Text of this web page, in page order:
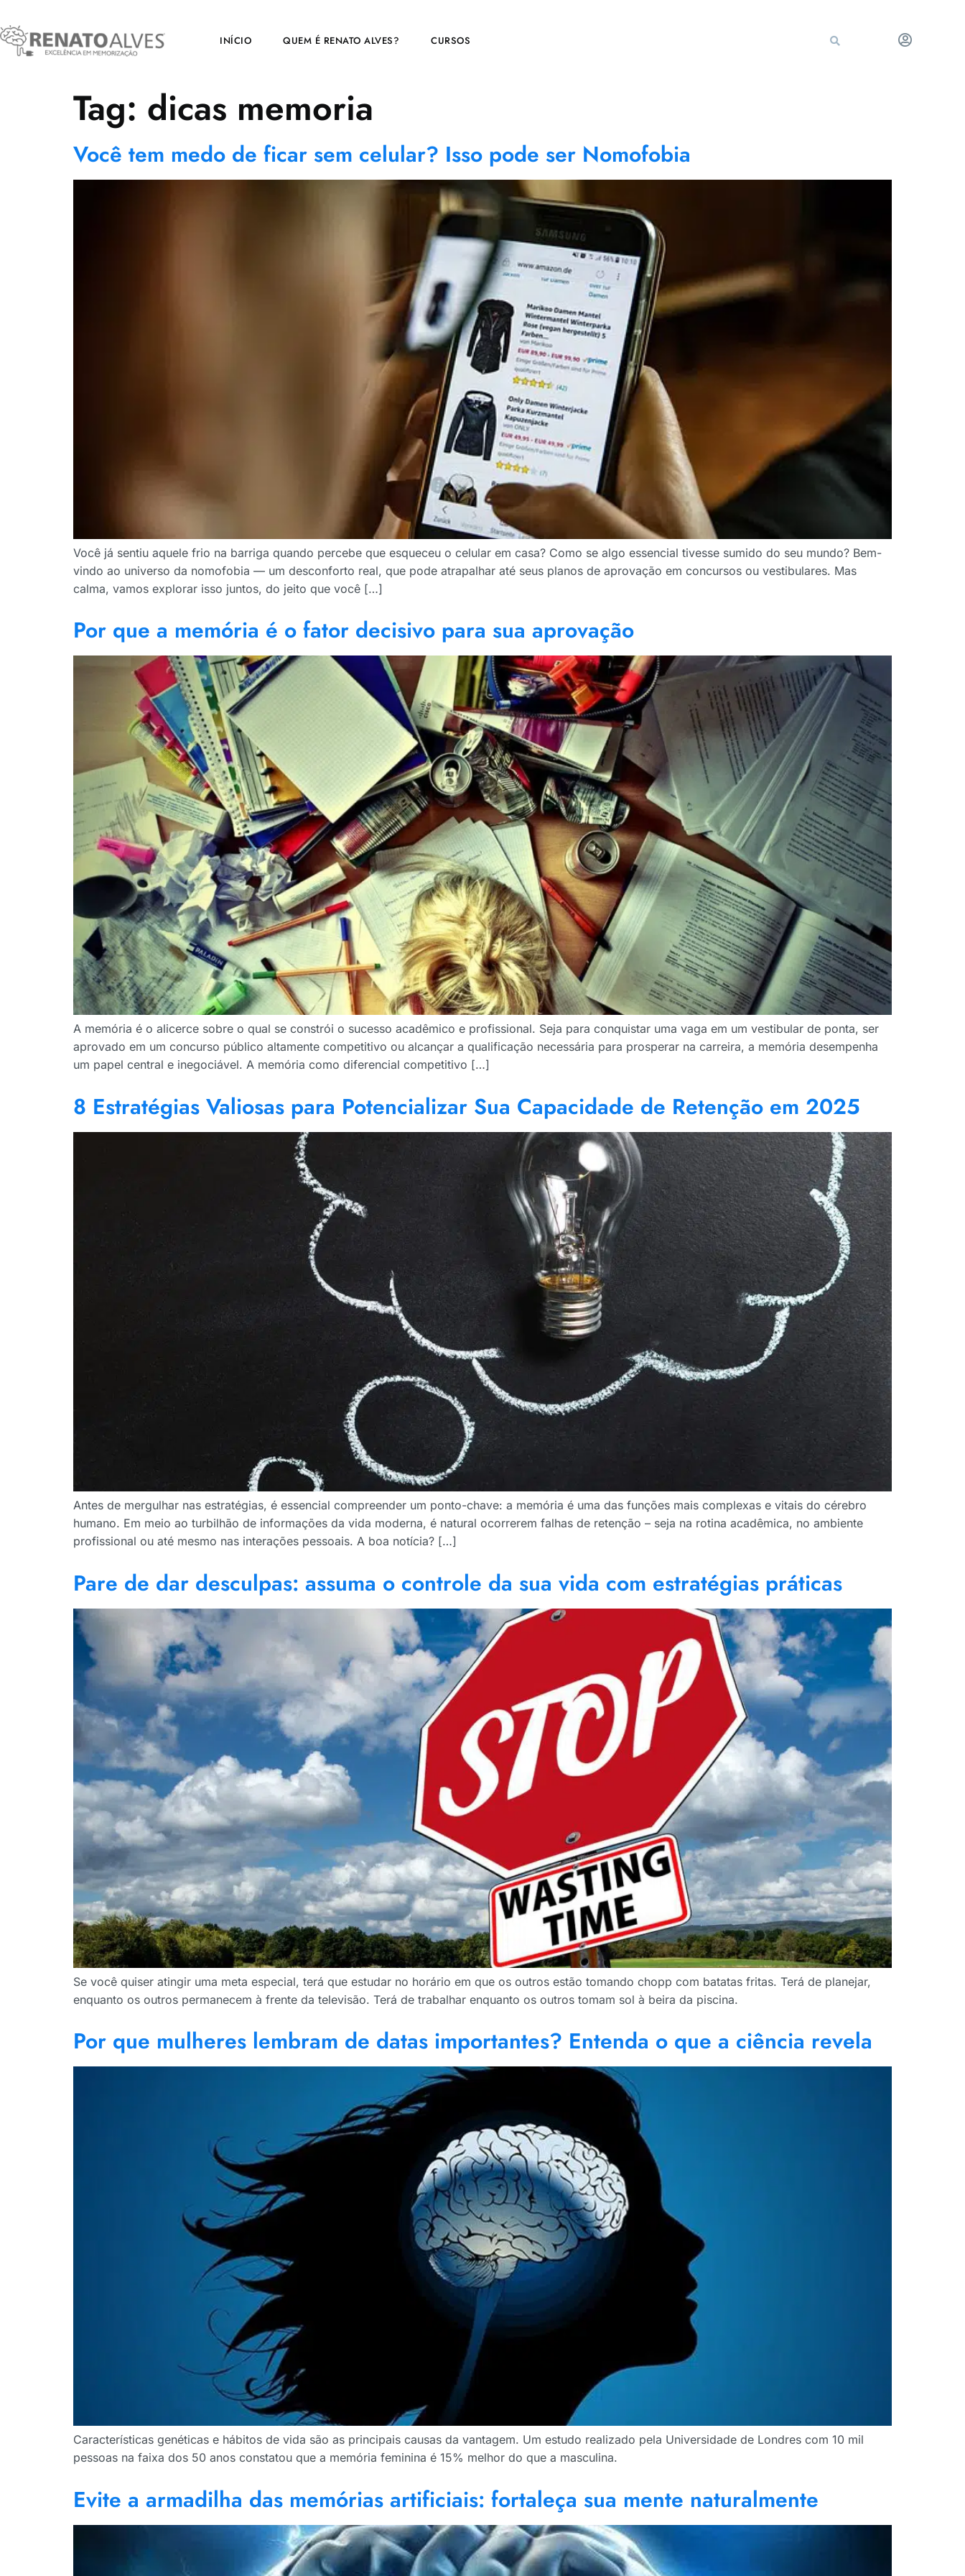
INÍCIO QUEM É RENATO ALVES? CURSOS
Tag: dicas memoria
Você tem medo de ficar sem celular? Isso pode ser Nomofobia
Você já sentiu aquele frio na barriga quando percebe que esqueceu o celular em casa? Como se algo essencial tivesse sumido do seu mundo? Bem-
vindo ao universo da nomofobia — um desconforto real, que pode atrapalhar até seus planos de aprovação em concursos ou vestibulares. Mas
calma, vamos explorar isso juntos, do jeito que você […]
Por que a memória é o fator decisivo para sua aprovação
A memória é o alicerce sobre o qual se constrói o sucesso acadêmico e profissional. Seja para conquistar uma vaga em um vestibular de ponta, ser
aprovado em um concurso público altamente competitivo ou alcançar a qualificação necessária para prosperar na carreira, a memória desempenha
um papel central e inegociável. A memória como diferencial competitivo […]
8 Estratégias Valiosas para Potencializar Sua Capacidade de Retenção em 2025
Antes de mergulhar nas estratégias, é essencial compreender um ponto-chave: a memória é uma das funções mais complexas e vitais do cérebro
humano. Em meio ao turbilhão de informações da vida moderna, é natural ocorrerem falhas de retenção – seja na rotina acadêmica, no ambiente
profissional ou até mesmo nas interações pessoais. A boa notícia? […]
Pare de dar desculpas: assuma o controle da sua vida com estratégias práticas
Se você quiser atingir uma meta especial, terá que estudar no horário em que os outros estão tomando chopp com batatas fritas. Terá de planejar,
enquanto os outros permanecem à frente da televisão. Terá de trabalhar enquanto os outros tomam sol à beira da piscina.
Por que mulheres lembram de datas importantes? Entenda o que a ciência revela
Características genéticas e hábitos de vida são as principais causas da vantagem. Um estudo realizado pela Universidade de Londres com 10 mil
pessoas na faixa dos 50 anos constatou que a memória feminina é 15% melhor do que a masculina.
Evite a armadilha das memórias artificiais: fortaleça sua mente naturalmente